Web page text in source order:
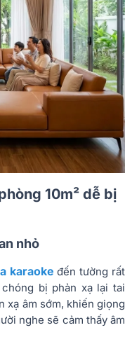
10m² dễ bị
nhỏ
karaoke đến tường rất
bị phản xạ lại tai
xạ âm sớm, khiến giọng
nghe sẽ cảm thấy âm